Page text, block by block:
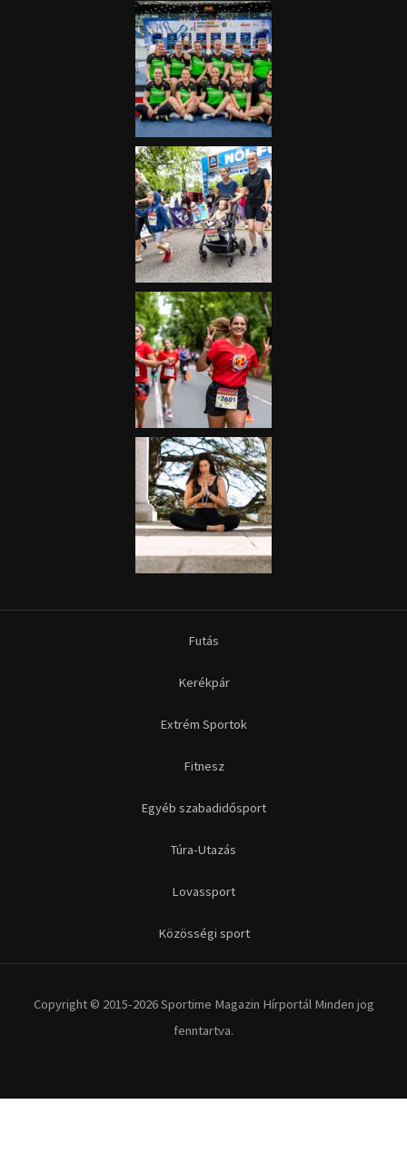
Futás
Kerékpár
Extrém Sportok
Fitnesz
Egyéb szabadidősport
Túra-Utazás
Lovassport
Közösségi sport
Copyright © 2015-2026 Sportime Magazin Hírportál Minden jog
fenntartva.